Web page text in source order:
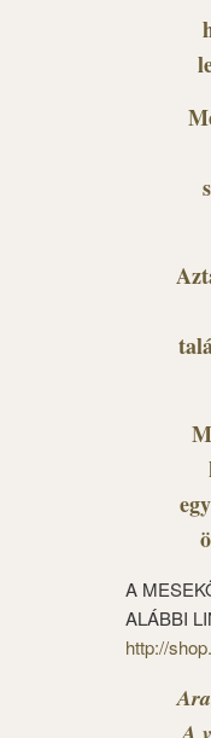
A
ALÁBBI
http://